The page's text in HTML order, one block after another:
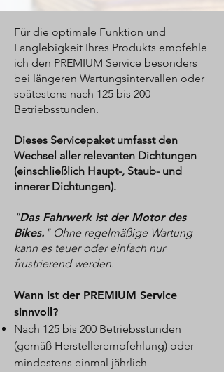
Für die optimale Funktion und
Langlebigkeit Ihres Produkts empfehle
ich den PREMIUM Service besonders
bei längeren Wartungsintervallen oder
spätestens nach 125 bis 200
Betriebsstunden.
Dieses Servicepaket umfasst den
Wechsel aller relevanten Dichtungen
(einschließlich Haupt-, Staub- und
innerer Dichtungen).
"Das Fahrwerk ist der Motor des
Bikes. " Ohne regelmäßige Wartung
kann es teuer oder einfach nur
frustrierend werden.
Wann ist der PREMIUM Service
sinnvoll?
Nach 125 bis 200 Betriebsstunden
(gemäß Herstellerempfehlung) oder
mindestens einmal jährlich